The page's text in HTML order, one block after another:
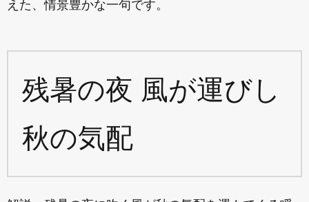
えた、情景豊かな一句です。
残暑の夜 風が運びし
秋の気配